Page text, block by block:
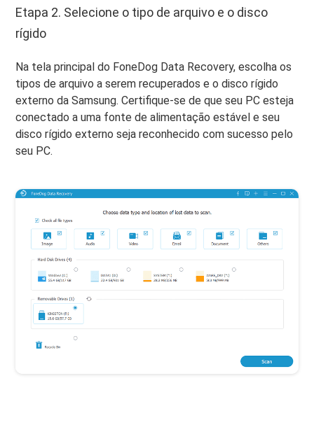
Etapa 2. Selecione o tipo de arquivo e o disco
rígido
Na tela principal do FoneDog Data Recovery, escolha os
tipos de arquivo a serem recuperados e o disco rígido
externo da Samsung. Certifique-se de que seu PC esteja
conectado a uma fonte de alimentação estável e seu
disco rígido externo seja reconhecido com sucesso pelo
seu PC.